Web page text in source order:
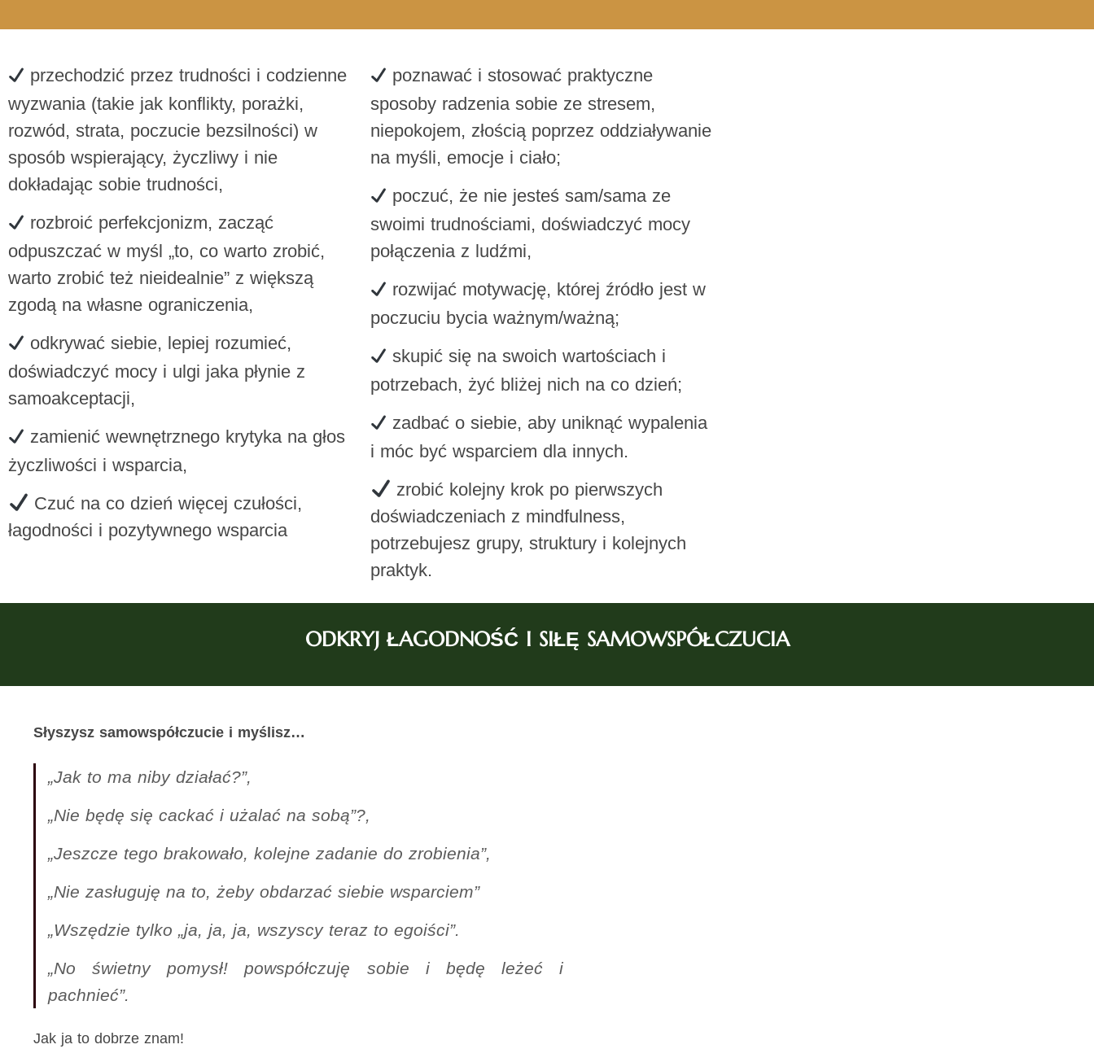
przechodzić przez trudności i codzienne
wyzwania (takie jak konflikty, porażki,
rozwód, strata, poczucie bezsilności) w
sposób wspierający, życzliwy i nie
dokładając sobie trudności,
rozbroić perfekcjonizm, zacząć
odpuszczać w myśl „to, co warto zrobić,
warto zrobić też nieidealnie” z większą
zgodą na własne ograniczenia,
odkrywać siebie, lepiej rozumieć,
doświadczyć mocy i ulgi jaka płynie z
samoakceptacji,
zamienić wewnętrznego krytyka na głos
życzliwości i wsparcia,
Czuć na co dzień więcej czułości,
łagodności i pozytywnego wsparcia
poznawać i stosować praktyczne
sposoby radzenia sobie ze stresem,
niepokojem, złością poprzez oddziaływanie
na myśli, emocje i ciało;
poczuć, że nie jesteś sam/sama ze
swoimi trudnościami, doświadczyć mocy
połączenia z ludźmi,
rozwijać motywację, której źródło jest w
poczuciu bycia ważnym/ważną;
skupić się na swoich wartościach i
potrzebach, żyć bliżej nich na co dzień;
zadbać o siebie, aby uniknąć wypalenia
i móc być wsparciem dla innych.
zrobić kolejny krok po pierwszych
doświadczeniach z mindfulness,
potrzebujesz grupy, struktury i kolejnych
praktyk.
ODKRYJ ŁAGODNOŚĆ I SIŁĘ SAMOWSPÓŁCZUCIA
Słyszysz samowspółczucie i myślisz…
„Jak to ma niby działać?”,
„Nie będę się cackać i użalać na sobą”?,
„Jeszcze tego brakowało, kolejne zadanie do zrobienia”,
„Nie zasługuję na to, żeby obdarzać siebie wsparciem”
„Wszędzie tylko „ja, ja, ja, wszyscy teraz to egoiści”.
„No świetny pomysł! powspółczuję sobie i będę leżeć i
pachnieć”.
Jak ja to dobrze znam!